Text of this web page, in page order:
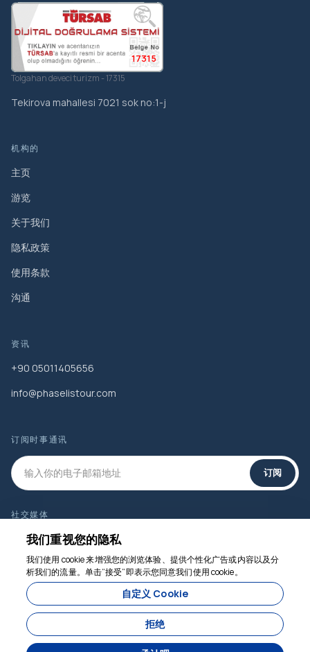
17315
Tolgahan deveci turizm - 17315
Tekirova mahallesi 7021 sok no:1-j
机构的
主页
游览
关于我们
隐私政策
使用条款
沟通
资讯
+90 05011405656
info@phaselistour.com
订阅时事通讯
订阅
社交媒体
我们重视您的隐私
我们使用 cookie 来增强您的浏览体验、提供个性化广告或内容以及分
析我们的流量。单击“接受”即表示您同意我们使用 cookie。
自定义 Cookie
拒绝
我们随时为您服务